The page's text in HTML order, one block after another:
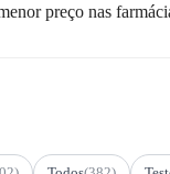
preço nas